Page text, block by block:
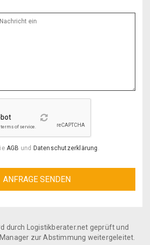
Reload
AGB und Datenschutzerklärung .
durch Logistikberater.net geprüft und
zur Abstimmung weitergeleitet.